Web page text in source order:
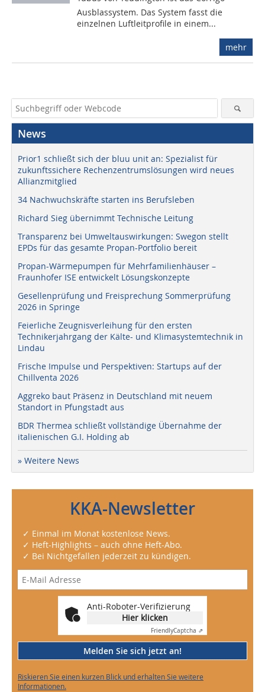
Ausblassystem. Das System fasst die
einzelnen Luftleitprofile in einem...
mehr
News
Prior1 schließt sich der bluu unit an: Spezialist für
zukunftssichere Rechenzentrumslösungen wird neues
Allianzmitglied
34 Nachwuchskräfte starten ins Berufsleben
Richard Sieg übernimmt Technische Leitung
Transparenz bei Umweltauswirkungen: Swegon stellt
EPDs für das gesamte Propan-Portfolio bereit
Propan-Wärmepumpen für Mehrfamilienhäuser –
Fraunhofer ISE entwickelt Lösungskonzepte
Gesellenprüfung und Freisprechung Sommerprüfung
2026 in Springe
Feierliche Zeugnisverleihung für den ersten
Technikerjahrgang der Kälte- und Klimasystemtechnik in
Lindau
Frische Impulse und Perspektiven: Startups auf der
Chillventa 2026
Aggreko baut Präsenz in Deutschland mit neuem
Standort in Pfungstadt aus
BDR Thermea schließt vollständige Übernahme der
italienischen G.I. Holding ab
» Weitere News
KKA-Newsletter
✓ Einmal im Monat kostenlose News.
✓ Heft-Highlights – auch ohne Heft-Abo.
✓ Bei Nichtgefallen jederzeit zu kündigen.
Anti-Roboter-Verifizierung
Hier klicken
FriendlyCaptcha ⇗
Melden Sie sich jetzt an!
Riskieren Sie einen kurzen Blick und erhalten Sie weitere
Informationen.